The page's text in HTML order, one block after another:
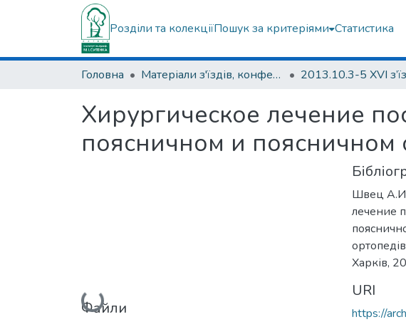
Розділи та колекціїПошук за критеріями Статистика
Головна Матеріали з'їздів, конференцій, симпозіумів та ін.
Хирургическое лечение
поясничном и поясничном
Вантажиться...
Файли
Швец
лечение
Харків,
URI
https://